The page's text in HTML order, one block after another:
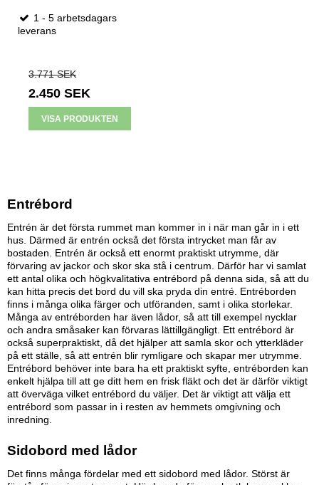
1 - 5 arbetsdagars
leverans
3.771 SEK
2.450 SEK
VISA PRODUKTEN
Entrébord
Entrén är det första rummet man kommer in i när man går in i ett
hus. Därmed är entrén också det första intrycket man får av
bostaden. Entrén är också ett enormt praktiskt utrymme, där
förvaring av jackor och skor ska stå i centrum. Därför har vi samlat
ett antal olika och högkvalitativa entrébord på denna sida, så att du
kan hitta precis det bord du vill ska pryda din entré. Entréborden
finns i många olika färger och utföranden, samt i olika storlekar.
Många av entréborden har även lådor, så att till exempel nycklar
och andra småsaker kan förvaras lättillgängligt. Ett entrébord är
också superpraktiskt, då det hjälper att samla skor och ytterkläder
på ett ställe, så att entrén blir rymligare och skapar mer utrymme.
Entrébord behöver inte bara ha ett praktiskt syfte, entréborden kan
enkelt hjälpa till att ge ditt hem en frisk fläkt och det är därför viktigt
att överväga vilket entrébord du väljer. Det är viktigt att välja ett
entrébord som passar in i resten av hemmets omgivning och
inredning.
Sidobord med lådor
Det finns många fördelar med ett sidobord med lådor. Störst är